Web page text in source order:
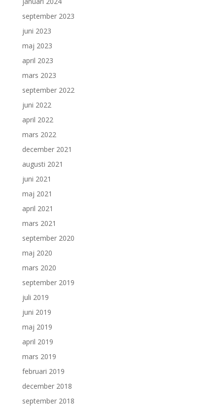
september 2023
juni 2023
maj 2023
april 2023
mars 2023
september 2022
juni 2022
april 2022
mars 2022
december 2021
augusti 2021
juni 2021
maj 2021
april 2021
mars 2021
september 2020
maj 2020
mars 2020
september 2019
juli 2019
juni 2019
maj 2019
april 2019
mars 2019
februari 2019
december 2018
september 2018